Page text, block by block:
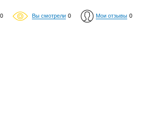
0 Вы смотрели 0 Мои отзывы 0